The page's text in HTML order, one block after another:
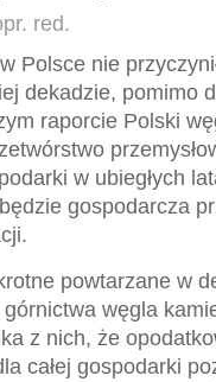
red.
Polsce nie
dekadzie, pomimo
raporcie Polski
w ubiegłych
gospodarcza
powtarzane w
węgla
z nich, że
całej gospodarki